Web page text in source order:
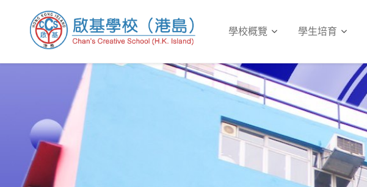
學校概覽 學生培育